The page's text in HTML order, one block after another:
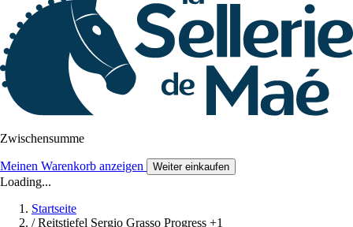
Zwischensumme
Meinen Warenkorb anzeigen Weiter einkaufen
Loading...
Startseite
/ Reitstiefel Sergio Grasso Progress +1